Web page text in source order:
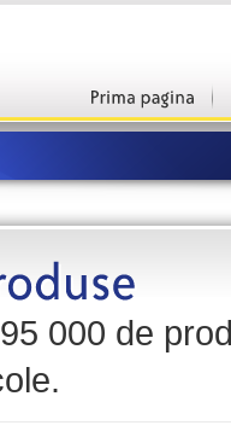
000 de